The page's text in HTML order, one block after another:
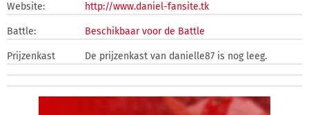
Website: http://www.daniel-fansite.tk
Battle: Beschikbaar voor de Battle
Prijzenkast De prijzenkast van danielle87 is nog leeg.